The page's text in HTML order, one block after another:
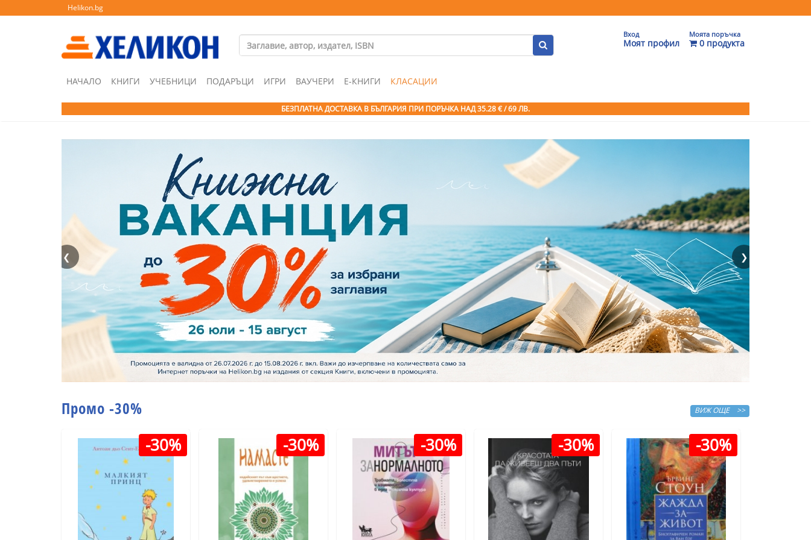
Helikon.bg
Вход
Моят профил
Моята поръчка
0 продукта
НАЧАЛО КНИГИ УЧЕБНИЦИ ПОДАРЪЦИ ИГРИ ВАУЧЕРИ Е-КНИГИ КЛАСАЦИИ
БЕЗПЛАТНА ДОСТАВКА В БЪЛГАРИЯ ПРИ ПОРЪЧКА НАД 35.28 € / 69 ЛВ.
❮ ❯
Промо -30% ВИЖ ОЩЕ >>
-30% -30% -30% -30% -30%